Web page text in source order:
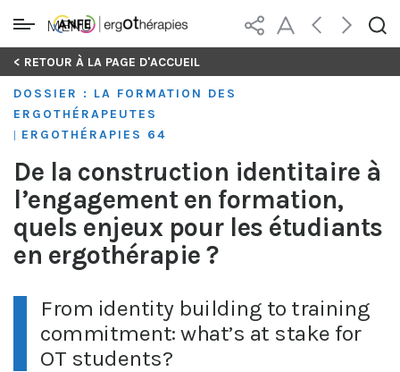
Skip
content
MENU
< RETOUR À LA PAGE D'ACCUEIL
DOSSIER : LA FORMATION DES
ERGOTHÉRAPEUTES
ERGOTHÉRAPIES 64
De la construction identitaire à
l’engagement en formation,
quels enjeux pour les étudiants
en ergothérapie ?
From identity building to training
commitment: what’s at stake for
OT students?